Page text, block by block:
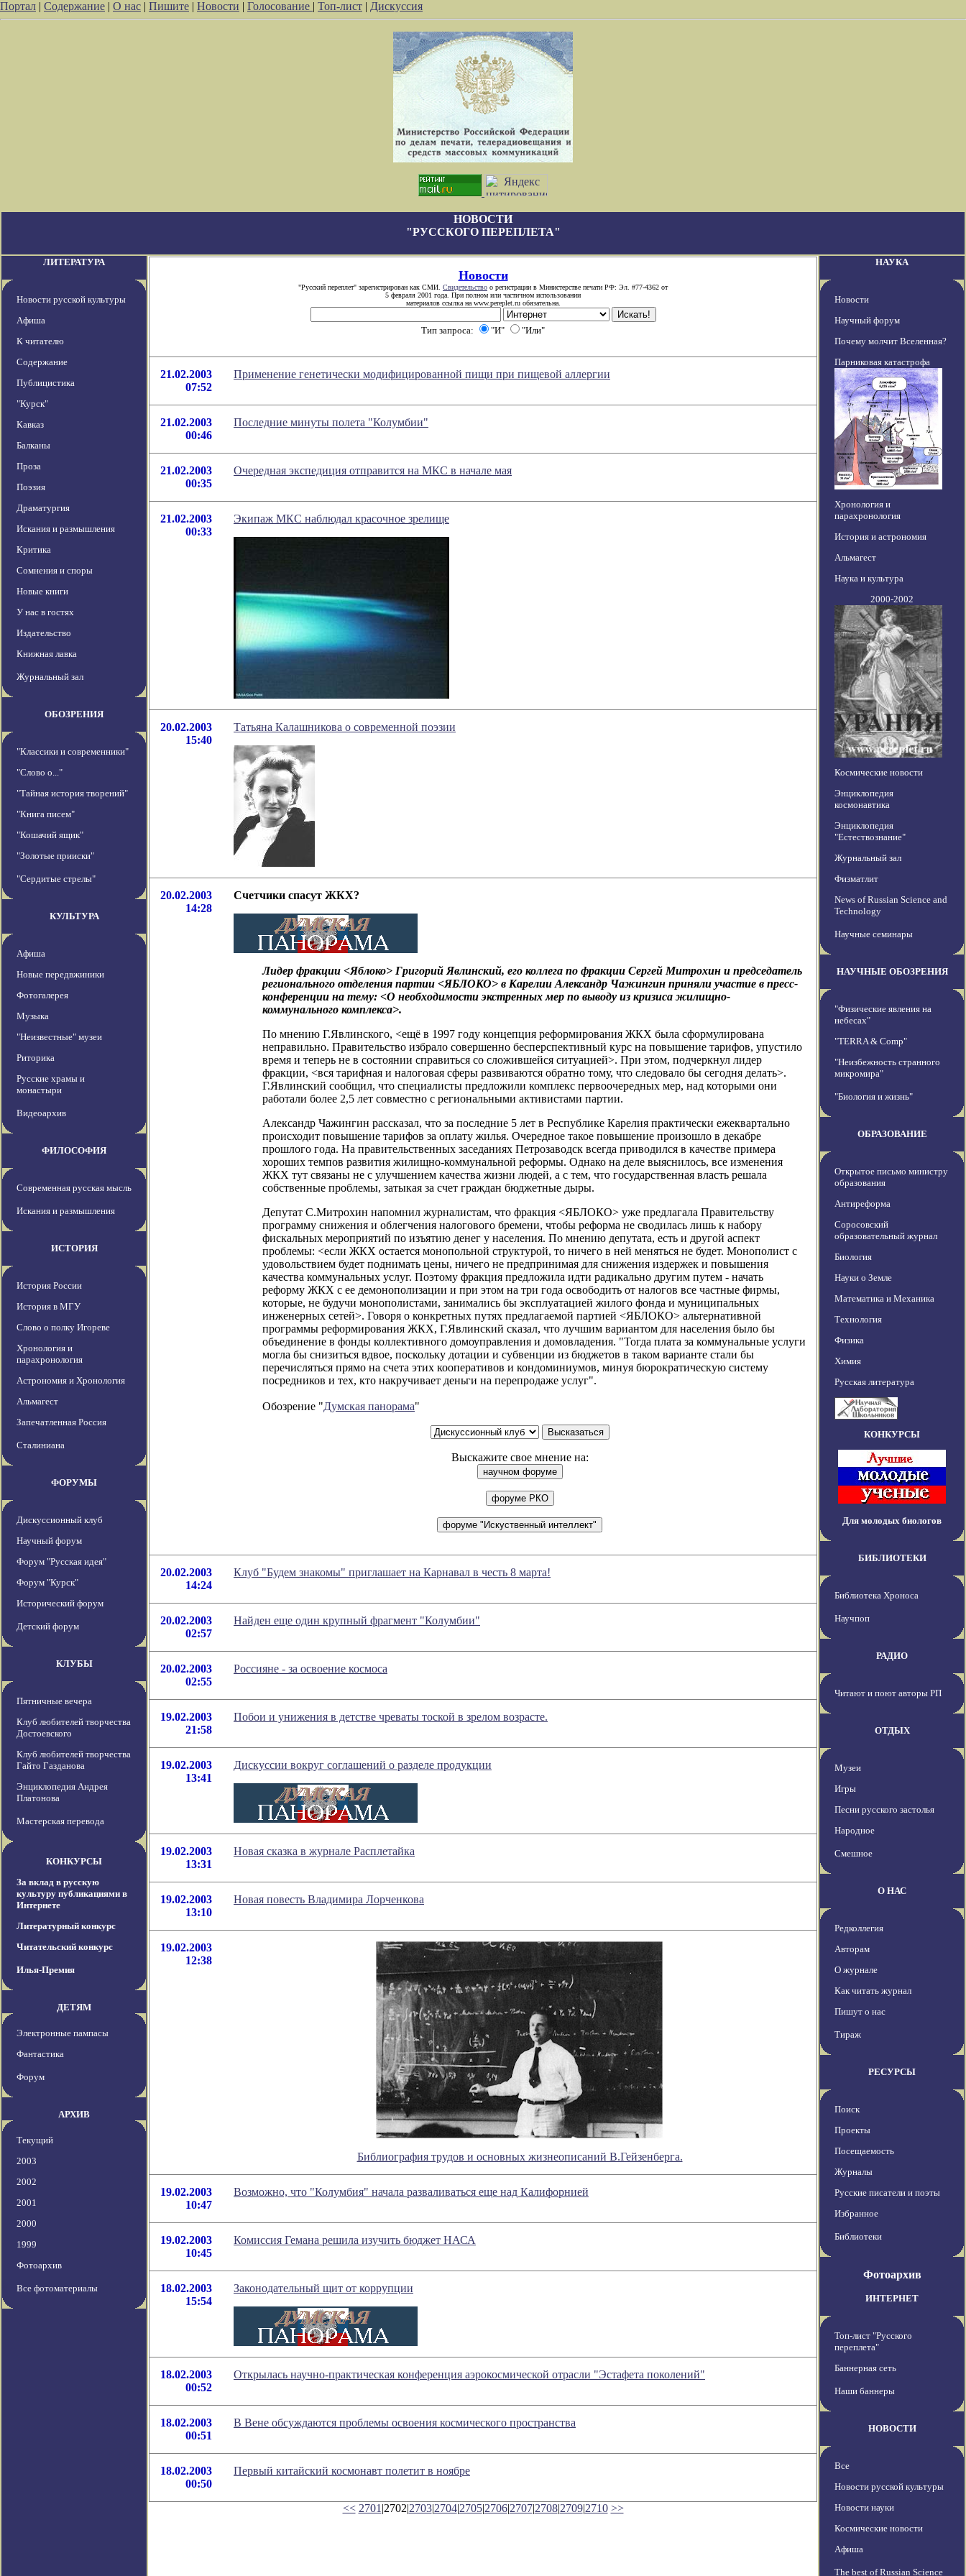
Портал | Содержание | О нас | Пишите | Новости | Голосование | Топ-лист | Дискуссия
НОВОСТИ
"РУССКОГО ПЕРЕПЛЕТА"
ЛИТЕРАТУРА
Новости русской культуры
Афиша
К читателю
Содержание
Публицистика
"Курск"
Кавказ
Балканы
Проза
Поэзия
Драматургия
Искания и размышления
Критика
Сомнения и споры
Новые книги
У нас в гостях
Издательство
Книжная лавка
Журнальный зал
ОБОЗРЕНИЯ
"Классики и современники"
"Слово о..."
"Тайная история творений"
"Книга писем"
"Кошачий ящик"
"Золотые прииски"
"Сердитые стрелы"
КУЛЬТУРА
Афиша
Новые передвжиники
Фотогалерея
Музыка
"Неизвестные" музеи
Риторика
Русские храмы и
монастыри
Видеоархив
ФИЛОСОФИЯ
Современная русская мысль
Искания и размышления
ИСТОРИЯ
История России
История в МГУ
Слово о полку Игореве
Хронология и
парахронология
Астрономия и Хронология
Альмагест
Запечатленная Россия
Сталиниана
ФОРУМЫ
Дискуссионный клуб
Научный форум
Форум "Русская идея"
Форум "Курск"
Исторический форум
Детский форум
КЛУБЫ
Пятничные вечера
Клуб любителей творчества
Достоевского
Клуб любителей творчества
Гайто Газданова
Энциклопедия Андрея
Платонова
Мастерская перевода
КОНКУРСЫ
За вклад в русскую
культуру публикациями в
Интернете
Литературный конкурс
Читательский конкурс
Илья-Премия
ДЕТЯМ
Электронные пампасы
Фантастика
Форум
АРХИВ
Текущий
2003
2002
2001
2000
1999
Фотоархив
Все фотоматериалы
Новости
"Русский переплет" зарегистрирован как СМИ. Свидетельство о регистрации в Министерстве печати РФ: Эл. #77-4362 от
5 февраля 2001 года. При полном или частичном использовании
материалов ссылка на www.pereplet.ru обязательна.
Тип запроса: "И" "Или"
21.02.2003
07:52
Применение генетически модифицированной пищи при пищевой аллергии
21.02.2003
00:46
Последние минуты полета "Колумбии"
21.02.2003
00:35
Очередная экспедиция отправится на МКС в начале мая
21.02.2003
00:33
Экипаж МКС наблюдал красочное зрелище
20.02.2003
15:40
Татьяна Калашникова о современной поэзии
20.02.2003
14:28
Счетчики спасут ЖКХ?
Лидер фракции <Яблоко> Григорий Явлинский, его коллега по фракции Сергей Митрохин и председатель
регионального отделения партии <ЯБЛОКО> в Карелии Александр Чажингин приняли участие в пресс-
конференции на тему: <О необходимости экстренных мер по выводу из кризиса жилищно-
коммунального комплекса>.
По мнению Г.Явлинского, <ещё в 1997 году концепция реформирования ЖКХ была сформулирована
неправильно. Правительство избрало совершенно бесперспективный курс на повышение тарифов, упустило
время и теперь не в состоянии справиться со сложившейся ситуацией>. При этом, подчеркнул лидер
фракции, <вся тарифная и налоговая сферы развиваются обратно тому, что следовало бы сегодня делать>.
Г.Явлинский сообщил, что специалисты предложили комплекс первоочередных мер, над которыми они
работали более 2,5 лет совместно с региональными активистами партии.
Александр Чажингин рассказал, что за последние 5 лет в Республике Карелия практически ежеквартально
происходит повышение тарифов за оплату жилья. Очередное такое повышение произошло в декабре
прошлого года. На правительственных заседаниях Петрозаводск всегда приводился в качестве примера
хороших темпов развития жилищно-коммунальной реформы. Однако на деле выяснилось, все изменения
ЖКХ тут связаны не с улучшением качества жизни людей, а с тем, что государственная власть решала
собственные проблемы, затыкая за счет граждан бюджетные дыры.
Депутат С.Митрохин напомнил журналистам, что фракция <ЯБЛОКО> уже предлагала Правительству
программу снижения и облегчения налогового бремени, чтобы реформа не сводилась лишь к набору
фискальных мероприятий по изъятию денег у населения. По мнению депутата, есть и другой аспект
проблемы: <если ЖКХ остается монопольной структурой, то ничего в ней меняться не будет. Монополист с
удовольствием будет поднимать цены, ничего не предпринимая для снижения издержек и повышения
качества коммунальных услуг. Поэтому фракция предложила идти радикально другим путем - начать
реформу ЖКХ с ее демонополизации и при этом на три года освободить от налогов все частные фирмы,
которые, не будучи монополистами, занимались бы эксплуатацией жилого фонда и муниципальных
инженерных сетей>. Говоря о конкретных путях предлагаемой партией <ЯБЛОКО> альтернативной
программы реформирования ЖКХ, Г.Явлинский сказал, что лучшим вариантом для населения было бы
объединение в фонды коллективного домоуправления и домовладения. "Тогда плата за коммунальные услуги
могла бы снизиться вдвое, поскольку дотации и субвенции из бюджетов в таком варианте стали бы
перечисляться прямо на счета этих кооперативов и кондоминиумов, минуя бюрократическую систему
посредников и тех, кто накручивает деньги на перепродаже услуг".
Обозрение "Думская панорама"
Выскажите свое мнение на:
20.02.2003
14:24
Клуб "Будем знакомы" приглашает на Карнавал в честь 8 марта!
20.02.2003
02:57
Найден еще один крупный фрагмент "Колумбии"
20.02.2003
02:55
Россияне - за освоение космоса
19.02.2003
21:58
Побои и унижения в детстве чреваты тоской в зрелом возрасте.
19.02.2003
13:41
Дискуссии вокруг соглашений о разделе продукции
19.02.2003
13:31
Новая сказка в журнале Расплетайка
19.02.2003
13:10
Новая повесть Владимира Лорченкова
19.02.2003
12:38
Библиография трудов и основных жизнеописаний В.Гейзенберга.
19.02.2003
10:47
Возможно, что "Колумбия" начала разваливаться еще над Калифорнией
19.02.2003
10:45
Комиссия Гемана решила изучить бюджет НАСА
18.02.2003
15:54
Законодательный щит от коррупции
18.02.2003
00:52
Открылась научно-практическая конференция аэрокосмической отрасли "Эстафета поколений"
18.02.2003
00:51
В Вене обсуждаются проблемы освоения космического пространства
18.02.2003
00:50
Первый китайский космонавт полетит в ноябре
<< 2701 |2702|2703|2704|2705|2706|2707|2708|2709|2710 >>
НАУКА
Новости
Научный форум
Почему молчит Вселенная?
Парниковая катастрофа
Хронология и
парахронология
История и астрономия
Альмагест
Наука и культура
2000-2002
Космические новости
Энциклопедия
космонавтика
Энциклопедия
"Естествознание"
Журнальный зал
Физматлит
News of Russian Science and
Technology
Научные семинары
НАУЧНЫЕ ОБОЗРЕНИЯ
"Физические явления на
небесах"
"TERRA & Comp"
"Неизбежность странного
микромира"
"Биология и жизнь"
ОБРАЗОВАНИЕ
Открытое письмо министру
образования
Антиреформа
Соросовский
образовательный журнал
Биология
Науки о Земле
Математика и Механика
Технология
Физика
Химия
Русская литература
КОНКУРСЫ
Для молодых биологов
БИБЛИОТЕКИ
Библиотека Хроноса
Научпоп
РАДИО
Читают и поют авторы РП
ОТДЫХ
Музеи
Игры
Песни русского застолья
Народное
Смешное
О НАС
Редколлегия
Авторам
О журнале
Как читать журнал
Пишут о нас
Тираж
РЕСУРСЫ
Поиск
Проекты
Посещаемость
Журналы
Русские писатели и поэты
Избранное
Библиотеки
Фотоархив
ИНТЕРНЕТ
Топ-лист "Русского
переплета"
Баннерная сеть
Наши баннеры
НОВОСТИ
Все
Новости русской культуры
Новости науки
Космические новости
Афиша
The best of Russian Science